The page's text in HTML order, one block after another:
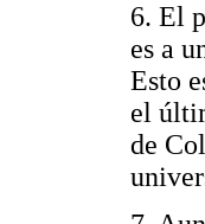
6. El
es a
Esto
el
de